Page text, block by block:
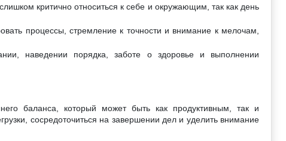
критично относиться к себе и окружающим, так как день
процессы, стремление к точности и внимание к мелочам,
наведении порядка, заботе о здоровье и выполнении
баланса, который может быть как продуктивным, так и
сосредоточиться на завершении дел и уделить внимание